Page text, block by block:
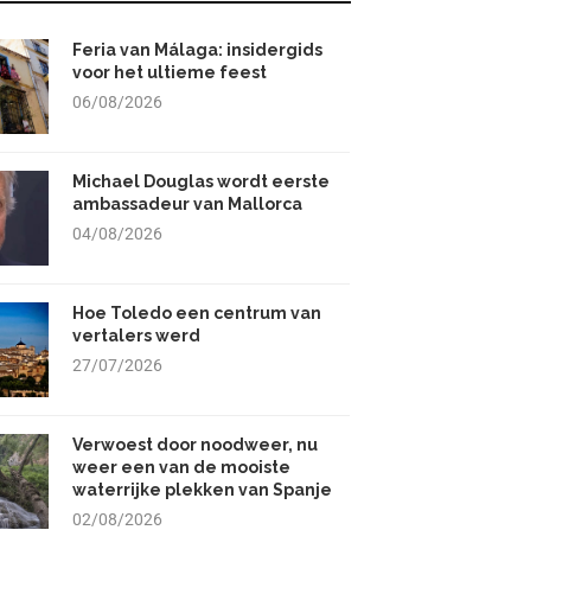
Feria van Málaga: insidergids
voor het ultieme feest
06/08/2026
Michael Douglas wordt eerste
ambassadeur van Mallorca
04/08/2026
Hoe Toledo een centrum van
vertalers werd
27/07/2026
Verwoest door noodweer, nu
weer een van de mooiste
waterrijke plekken van Spanje
02/08/2026